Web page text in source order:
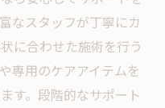
なスタッフが丁寧にカ
に合わせた施術を行う
専用のケアアイテムを
す。段階的なサポート